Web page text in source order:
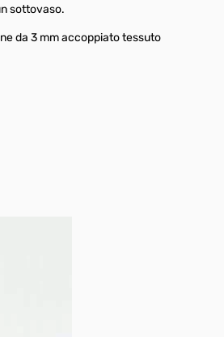
sottovaso.
da 3 mm accoppiato tessuto